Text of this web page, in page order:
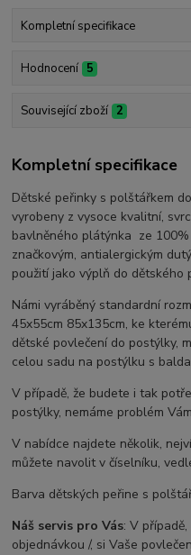
Kompletní specifikace
Hodnocení 5
Související zboží 2
Kompletní specifikace
Dětské peřinky s polštářkem
vyrobeny z vysoce kvalitní,
bavlněného plátýnka ze
značkovým, antialergickým
použití jako výplň do dětského
Námi vyráběný standardní
45x55cm 85x135cm, ke
dětské povlečení do postýlky,
celou sadu na postýlku s
V případě, že budete i tak
postýlky, nemáme problém
V nabídce najdete několik,
můžete navolit v číselníku,
Barva dětských peřine s
Náš servis pro Vás: V
objednávkou /, si Vaše